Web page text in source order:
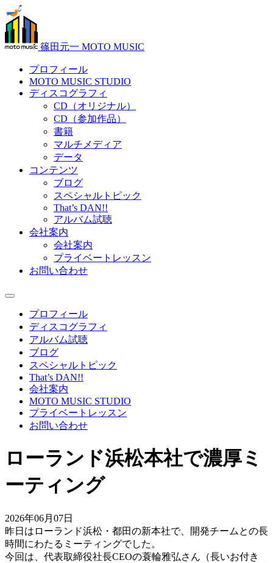
篠田元一 MOTO MUSIC
プロフィール
MOTO MUSIC STUDIO
ディスコグラフィ
CD（オリジナル）
CD（参加作品）
書籍
マルチメディア
データ
コンテンツ
ブログ
スペシャルトピック
That’s DAN!!
アルバム試聴
会社案内
会社案内
プライベートレッスン
お問い合わせ
プロフィール
ディスコグラフィ
アルバム試聴
ブログ
スペシャルトピック
That’s DAN!!
会社案内
MOTO MUSIC STUDIO
プライベートレッスン
お問い合わせ
ローランド浜松本社で濃厚ミ
ーティング
2026年06月07日
昨日はローランド浜松・都田の新本社で、開発チームとの長
時間にわたるミーティングでした。
今回は、代表取締役社長CEOの蓑輪雅弘さん（長いお付き